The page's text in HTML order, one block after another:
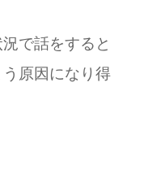
で話をすると
原因になり得